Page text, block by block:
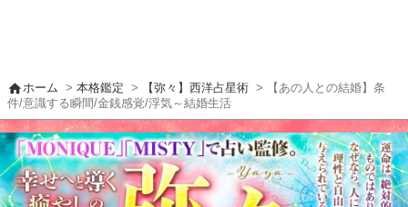
homeホーム >本格鑑定 > 【弥々】西洋占星術 > 【あの人との結婚】条
件/意識する瞬間/金銭感覚/浮気～結婚生活